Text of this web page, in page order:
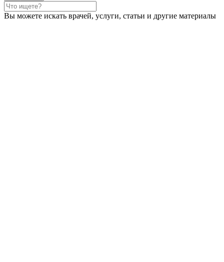
Вы можете искать врачей, услуги, статьи и другие материалы